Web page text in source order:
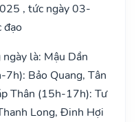
, tức ngày 03-
đạo
là: Mậu Dần
Bảo Quang, Tân
Thân (15h-17h): Tư
Long, Đinh Hợi